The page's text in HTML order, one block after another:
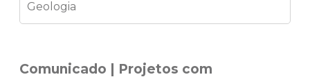
Geologia
Comunicado | Projetos com